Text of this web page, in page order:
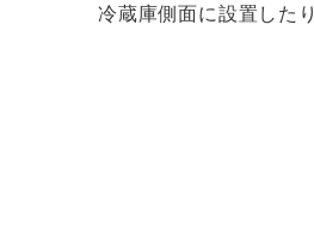
冷蔵庫側面に設置したり